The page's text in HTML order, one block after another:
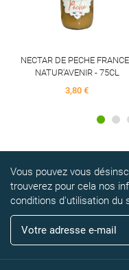
NECTAR DE PECHE
NATUR'AVENIR - 75CL
3,80 €
Vous pouvez vous
trouverez pour cela nos
conditions d'utilisation du